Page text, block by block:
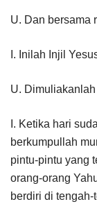
U. Dan bersama
I. Inilah Injil
U. Dimuliakanlah
I. Ketika hari
berkumpullah
pintu-pintu yang
orang-orang
berdiri di